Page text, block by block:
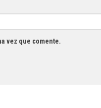
vez que comente.